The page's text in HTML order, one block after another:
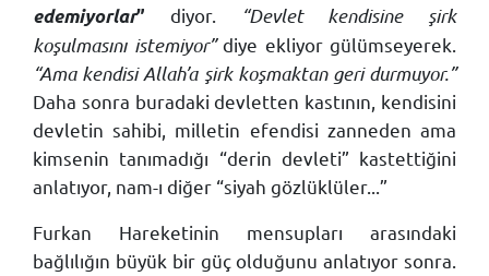
edemiyorlar” diyor.
“Devlet kendisine şirk
koşulmasını istemiyor”diye ekliyor gülümseyerek.
“Ama kendisi Allah’a şirk koşmaktan geri durmuyor.”
Daha sonra buradaki devletten kastının, kendisini
devletin sahibi, milletin efendisi zanneden ama
kimsenin tanımadığı “derin devleti” kastettiğini
anlatıyor, nam-ı diğer “siyah gözlüklüler...”
Furkan Hareketinin mensupları arasındaki
bağlılığın büyük bir güç olduğunu anlatıyor sonra.